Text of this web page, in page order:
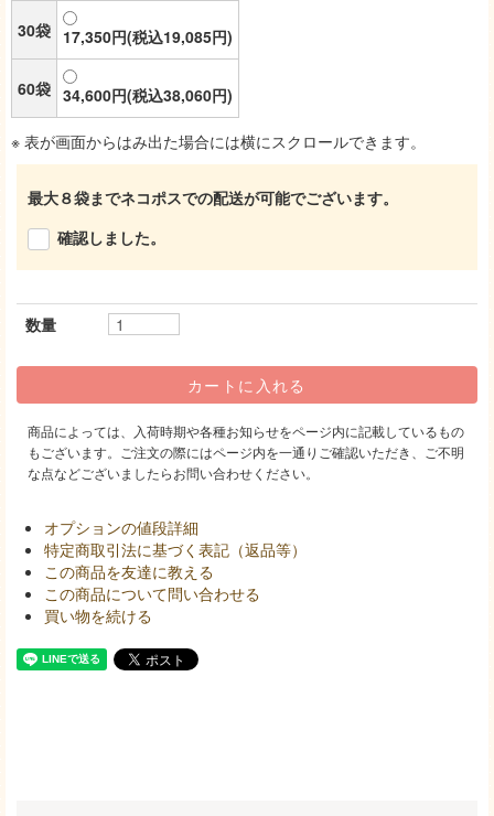
30袋 17,350円(税込19,085円)
60袋 34,600円(税込38,060円)
※ 表が画面からはみ出た場合には横にスクロールできます。
最大８袋までネコポスでの配送が可能でございます。
確認しました。
数量
商品によっては、入荷時期や各種お知らせをページ内に記載しているもの
もございます。ご注文の際にはページ内を一通りご確認いただき、ご不明
な点などございましたらお問い合わせください。
オプションの値段詳細
特定商取引法に基づく表記（返品等）
この商品を友達に教える
この商品について問い合わせる
買い物を続ける